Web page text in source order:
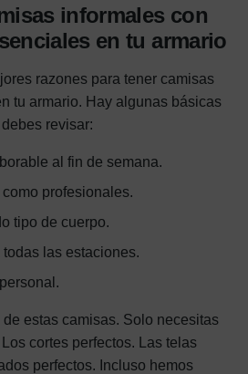
informales con
en tu armario
razones para tener camisas
tu armario. Hay algunas básicas
revisar:
al fin de semana.
como profesionales.
tipo de cuerpo.
todas las estaciones.
estas camisas. Solo necesitas
cortes perfectos. Las telas
perfectos. Incluso hemos